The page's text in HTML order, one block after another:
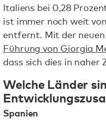
Italiens bei 0,28
ist immer noch weit
entfernt. Mit der neuen
Führung von Giorgia
dass sich dies in
Welche Länder
Spanien